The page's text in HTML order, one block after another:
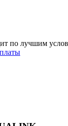
по лучшим